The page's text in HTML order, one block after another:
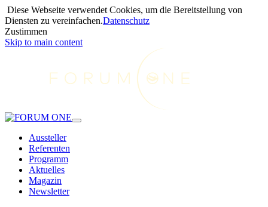
Diese Webseite verwendet Cookies, um die Bereitstellung von
Diensten zu vereinfachen.Datenschutz
Zustimmen
Skip to main content
Aussteller
Referenten
Programm
Aktuelles
Magazin
Newsletter